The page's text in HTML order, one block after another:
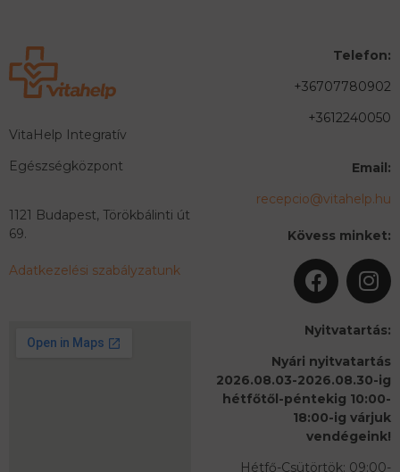
VitaHelp Integratív
Egészségközpont
1121 Budapest, Törökbálinti út
69.
Adatkezelési szabályzatunk
Telefon:
+36707780902
+3612240050
Email:
recepcio@vitahelp.hu
Kövess minket:
Nyitvatartás:
Nyári nyitvatartás
2026.08.03-2026.08.30-ig
hétfőtől-péntekig 10:00-
18:00-ig várjuk
vendégeink!
Hétfő-Csütörtök: 09:00-